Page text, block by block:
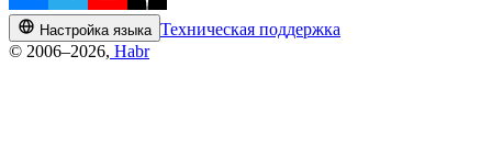
Настройка языка Техническая поддержка
© 2006–2026, Habr